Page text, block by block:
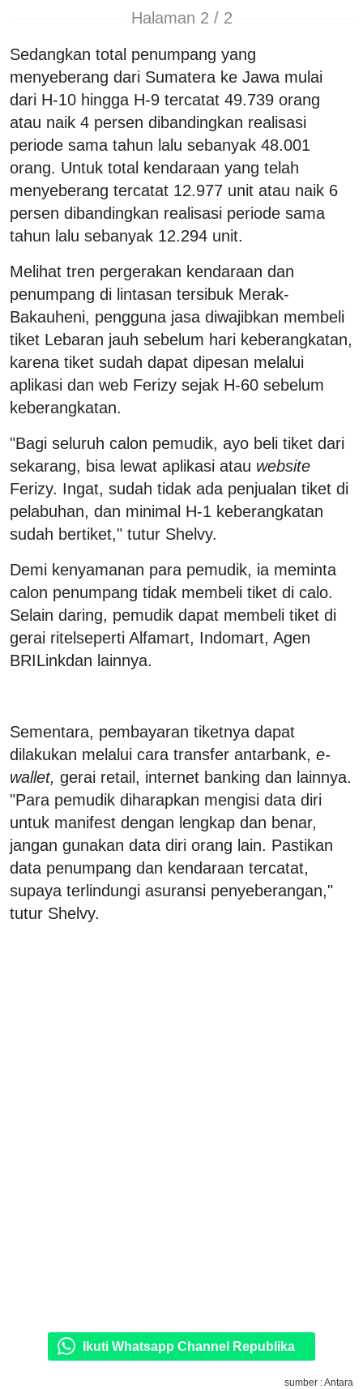
Halaman 2 / 2
Sedangkan total penumpang yang
menyeberang dari Sumatera ke Jawa mulai
dari H-10 hingga H-9 tercatat 49.739 orang
atau naik 4 persen dibandingkan realisasi
periode sama tahun lalu sebanyak 48.001
orang. Untuk total kendaraan yang telah
menyeberang tercatat 12.977 unit atau naik 6
persen dibandingkan realisasi periode sama
tahun lalu sebanyak 12.294 unit.
Melihat tren pergerakan kendaraan dan
penumpang di lintasan tersibuk Merak-
Bakauheni, pengguna jasa diwajibkan membeli
tiket Lebaran jauh sebelum hari keberangkatan,
karena tiket sudah dapat dipesan melalui
aplikasi dan web Ferizy sejak H-60 sebelum
keberangkatan.
"Bagi seluruh calon pemudik, ayo beli tiket dari
sekarang, bisa lewat aplikasi atau website
Ferizy. Ingat, sudah tidak ada penjualan tiket di
pelabuhan, dan minimal H-1 keberangkatan
sudah bertiket," tutur Shelvy.
Demi kenyamanan para pemudik, ia meminta
calon penumpang tidak membeli tiket di calo.
Selain daring, pemudik dapat membeli tiket di
gerai ritelseperti Alfamart, Indomart, Agen
BRILinkdan lainnya.
Sementara, pembayaran tiketnya dapat
dilakukan melalui cara transfer antarbank, e-
wallet, gerai retail, internet banking dan lainnya.
"Para pemudik diharapkan mengisi data diri
untuk manifest dengan lengkap dan benar,
jangan gunakan data diri orang lain. Pastikan
data penumpang dan kendaraan tercatat,
supaya terlindungi asuransi penyeberangan,"
tutur Shelvy.
Ikuti Whatsapp Channel Republika
sumber : Antara